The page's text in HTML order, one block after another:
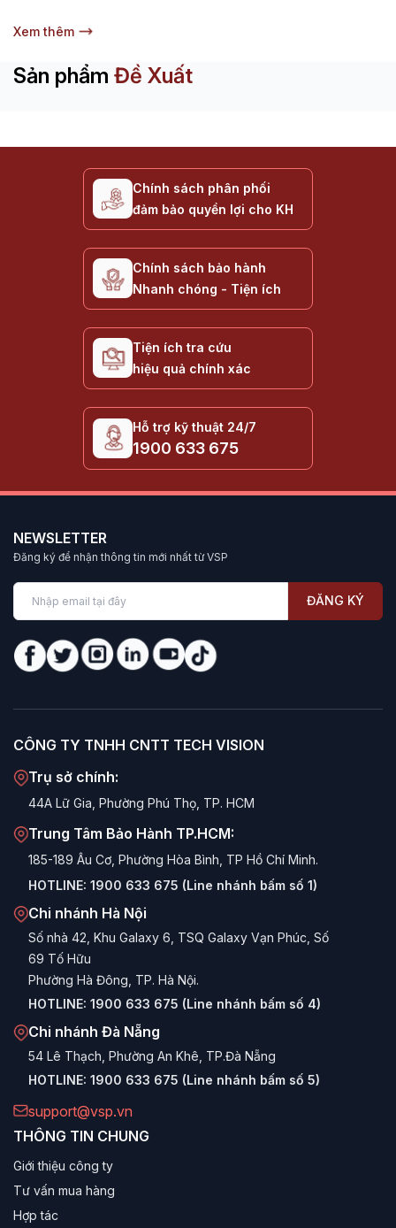
Xem thêm
Sản phẩm Đề Xuất
Chính sách phân phối
đảm bảo quyền lợi cho KH
Chính sách bảo hành
Nhanh chóng - Tiện ích
Tiện ích tra cứu
hiệu quả chính xác
Hỗ trợ kỹ thuật 24/7
1900 633 675
NEWSLETTER
Đăng ký để nhận thông tin mới nhất từ VSP
ĐĂNG KÝ
CÔNG TY TNHH CNTT TECH VISION
Trụ sở chính:
44A Lữ Gia, Phường Phú Thọ, TP. HCM
Trung Tâm Bảo Hành TP.HCM:
185-189 Âu Cơ, Phường Hòa Bình, TP Hồ Chí Minh.
HOTLINE: 1900 633 675 (Line nhánh bấm số 1)
Chi nhánh Hà Nội
Số nhà 42, Khu Galaxy 6, TSQ Galaxy Vạn Phúc, Số
69 Tố Hữu
Phường Hà Đông, TP. Hà Nội.
HOTLINE: 1900 633 675 (Line nhánh bấm số 4)
Chi nhánh Đà Nẵng
54 Lê Thạch, Phường An Khê, TP.Đà Nẵng
HOTLINE: 1900 633 675 (Line nhánh bấm số 5)
support@vsp.vn
THÔNG TIN CHUNG
Giới thiệu công ty
Tư vấn mua hàng
Hợp tác